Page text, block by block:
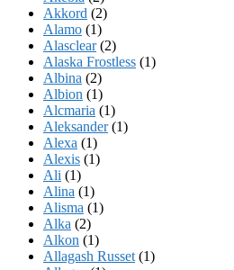
Akkord (2)
Alamo (1)
Alasclear(2)
Alaska Frostless (1)
Albina (2)
Albion (1)
Alcmaria (1)
Aleksander(1)
Alexa (1)
Alexis (1)
Ali (1)
Alina (1)
Alisma (1)
Alka (2)
Alkon (1)
Allagash Russet (1)